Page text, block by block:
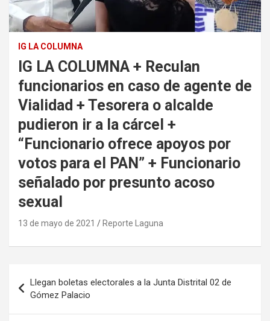
IG LA COLUMNA
IG LA COLUMNA + Reculan
funcionarios en caso de agente de
Vialidad + Tesorera o alcalde
pudieron ir a la cárcel +
“Funcionario ofrece apoyos por
votos para el PAN” + Funcionario
señalado por presunto acoso
sexual
13 de mayo de 2021 Reporte Laguna
de
entradas
Llegan boletas electorales a la Junta Distrital 02 de
Gómez Palacio